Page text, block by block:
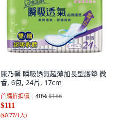
康乃馨 瞬吸透氣超薄加長型護墊 微
香, 6包, 24片, 17cm
首購折扣價 40%$186
$111
($0.77/1入)